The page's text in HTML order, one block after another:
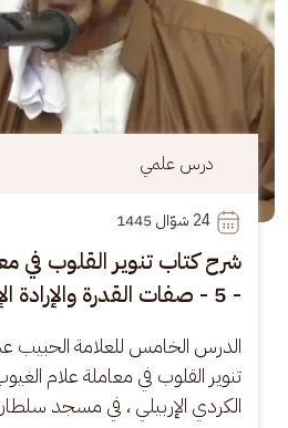
درس علمي
24
شرح كتاب تنوير القلوب في
- 5 - صفات القدرة والإرادة الإلهية
الدرس الخامس للعلامة الحبيب
تنوير القلوب في معاملة علام
الكردي الإربيلي ، في مسجد